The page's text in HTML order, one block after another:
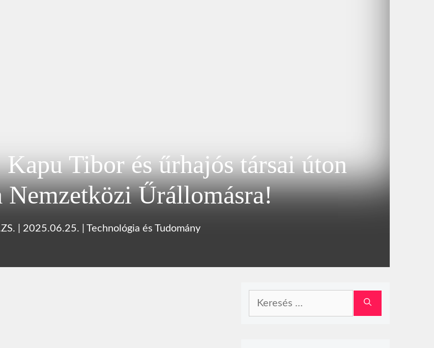
Tibor és űrhajós társai úton
Nemzetközi Űrállomásra!
2025.06.25. Technológia és Tudomány